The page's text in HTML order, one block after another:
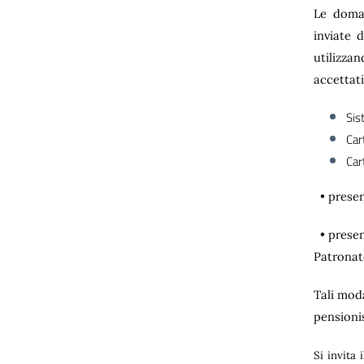
Le
inviate
accettati
•
•
Tali
Si invita